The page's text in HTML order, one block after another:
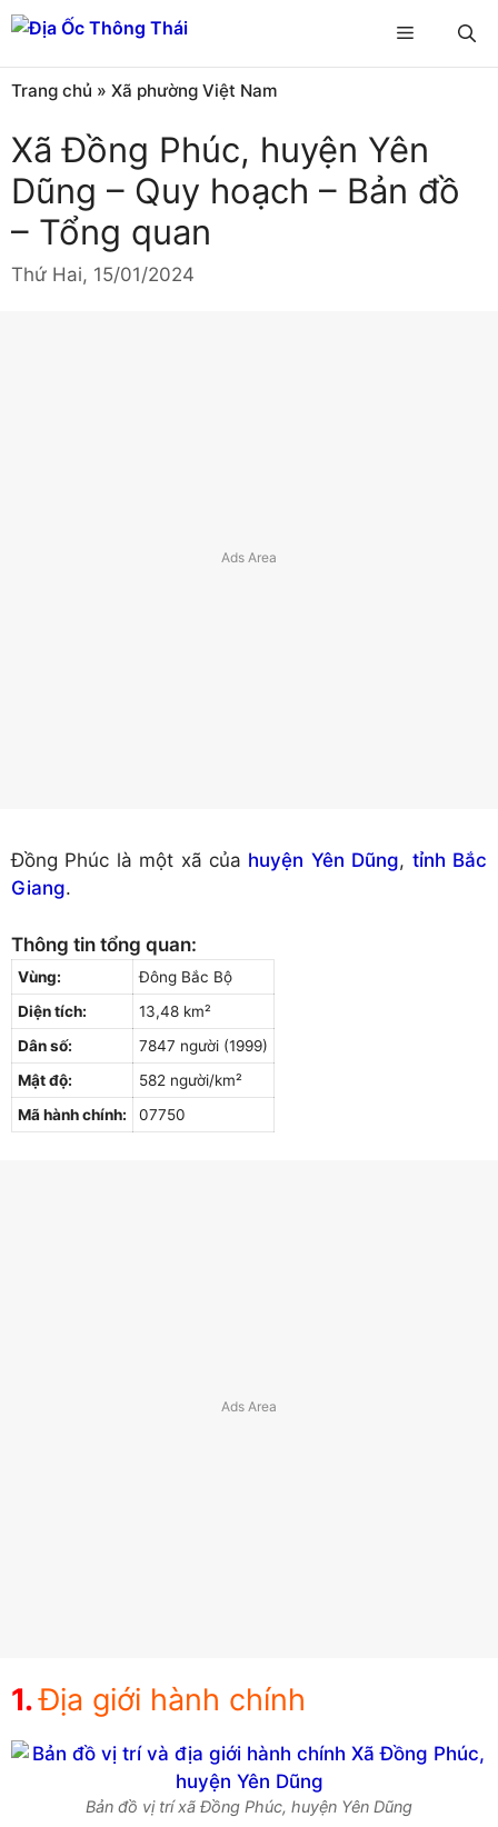
Chuyển
đến
nội
dung
Menu
Trang chủ » Xã phường Việt Nam
Xã Đồng Phúc, huyện Yên
Dũng – Quy hoạch – Bản đồ
– Tổng quan
Thứ Hai, 15/01/2024
Đồng Phúc là một xã của huyện Yên Dũng, tỉnh Bắc
Giang.
Thông tin tổng quan:
Vùng:
Đông Bắc Bộ
Diện tích:
13,48 km²
Dân số:
7847 người (1999)
Mật độ:
582 người/km²
Mã hành chính:
07750
Địa giới hành chính
Bản đồ vị trí xã Đồng Phúc, huyện Yên Dũng